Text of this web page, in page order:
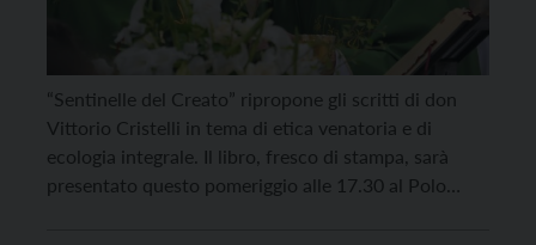
“Sentinelle del Creato” ripropone gli scritti di don
Vittorio Cristelli in tema di etica venatoria e di
ecologia integrale. Il libro, fresco di stampa, sarà
presentato questo pomeriggio alle 17.30 al Polo